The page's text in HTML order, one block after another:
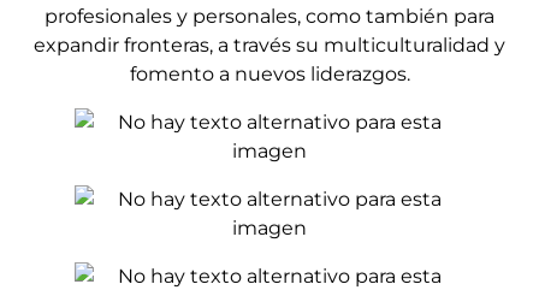
profesionales y personales, como también para
expandir fronteras, a través su multiculturalidad y
fomento a nuevos liderazgos.